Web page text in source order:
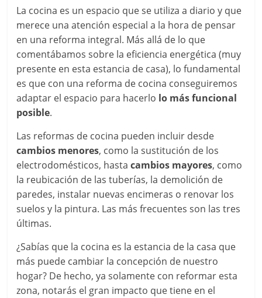
La cocina es un espacio que se utiliza a diario y que
merece una atención especial a la hora de pensar
en una reforma integral. Más allá de lo que
comentábamos sobre la eficiencia energética (muy
presente en esta estancia de casa), lo fundamental
es que con una reforma de cocina conseguiremos
adaptar el espacio para hacerlo lo más funcional
posible.
Las reformas de cocina pueden incluir desde
cambios menores, como la sustitución de los
electrodomésticos, hastacambios mayores, como
la reubicación de las tuberías, la demolición de
paredes, instalar nuevas encimeras o renovar los
suelos y la pintura. Las más frecuentes son las tres
últimas.
¿Sabías que la cocina es la estancia de la casa que
más puede cambiar la concepción de nuestro
hogar? De hecho, ya solamente con reformar esta
zona, notarás el gran impacto que tiene en el